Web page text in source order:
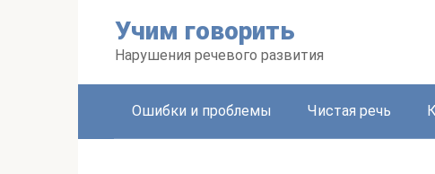
Учим говорить
Нарушения речевого развития
Ошибки и проблемы Чистая речь